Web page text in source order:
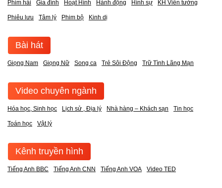
Phim hài Gia đình Hoạt Hình Hành động Hình sự KH Viễn tưởng
Phiêu lưu Tâm lý Phim bộ Kinh dị
Bài hát
Giọng Nam Giọng Nữ Song ca Trẻ Sôi Động Trữ Tình Lãng Mạn
Video chuyên ngành
Hóa học, Sinh học Lịch sử , Địa lý Nhà hàng – Khách sạn Tin học
Toán học Vật lý
Kênh truyền hình
Tiếng Anh BBC Tiếng Anh CNN Tiếng Anh VOA Video TED